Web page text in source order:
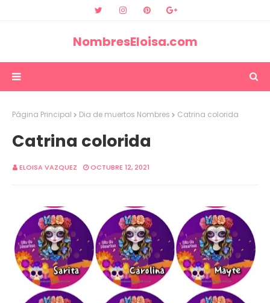
NombresEloisa.com
Página Principal Dia de muertos Nombres Catrina colorida
Catrina colorida
ELOISA VAZQUEZ OCTUBRE 12, 2021